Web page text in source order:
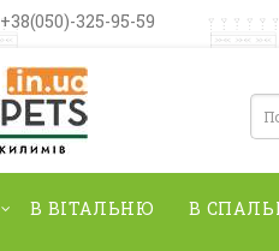
+38(050)-325-95-59
В ВІТАЛЬНЮ В